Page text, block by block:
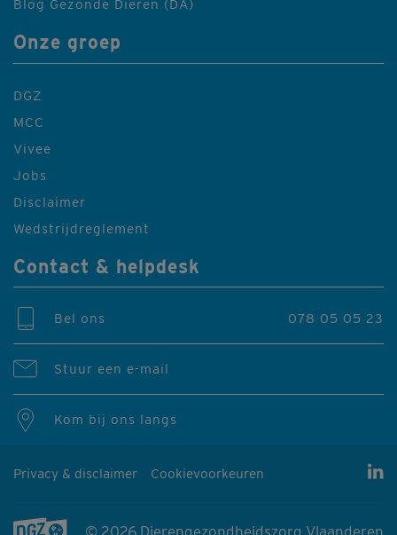
Blog Gezonde Dieren (DA)
Onze groep
DGZ
MCC
Vivee
Jobs
Disclaimer
Wedstrijdreglement
Contact & helpdesk
Bel ons 078 05 05 23
Stuur een e-mail
Kom bij ons langs
Privacy & disclaimer Cookievoorkeuren
© 2026 Dierengezondheidszorg Vlaanderen